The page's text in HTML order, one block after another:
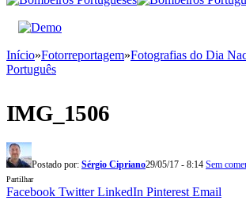
Início»Fotorreportagem»Fotografias do Dia
Português
IMG_1506
Postado por: Sérgio Cipriano29/05/17 - 8:14 Sem
Partilhar
Facebook Twitter LinkedIn Pinterest Email